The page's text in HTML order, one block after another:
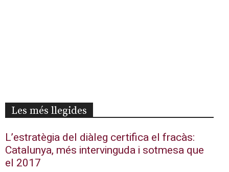
Les més llegides
L’estratègia del diàleg certifica el fracàs:
Catalunya, més intervinguda i sotmesa que
el 2017